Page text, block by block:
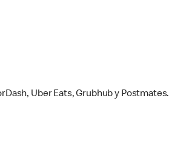
Uber Eats, Grubhub y Postmates.